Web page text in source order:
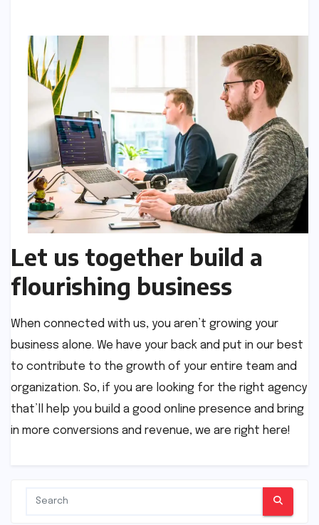
Let us together build a
flourishing business
When connected with us, you aren’t growing your
business alone. We have your back and put in our best
to contribute to the growth of your entire team and
organization. So, if you are looking for the right agency
that’ll help you build a good online presence and bring
in more conversions and revenue, we are right here!